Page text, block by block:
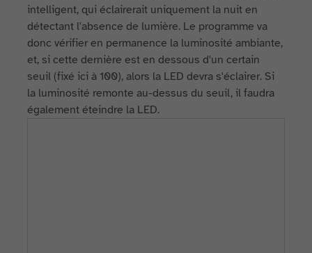
intelligent, qui éclairerait uniquement la nuit en
détectant l'absence de lumière. Le programme va
donc vérifier en permanence la luminosité ambiante,
et, si cette dernière est en dessous d'un certain
seuil (fixé ici à 100), alors la LED devra s'éclairer. Si
la luminosité remonte au-dessus du seuil, il faudra
également éteindre la LED.